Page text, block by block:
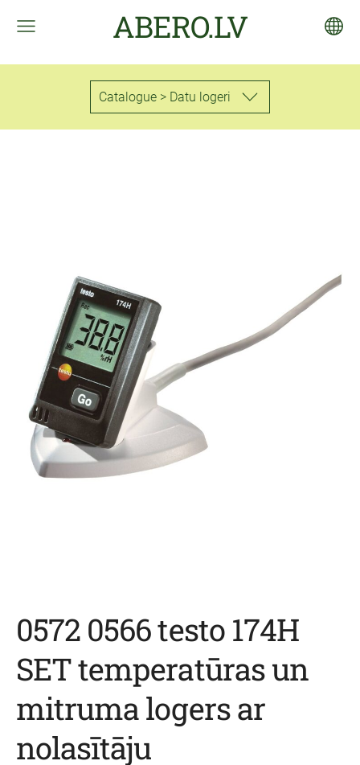
ABERO.LV
Catalogue > Datu logeri
0572 0566 testo 174H
SET temperatūras un
mitruma logers ar
nolasītāju